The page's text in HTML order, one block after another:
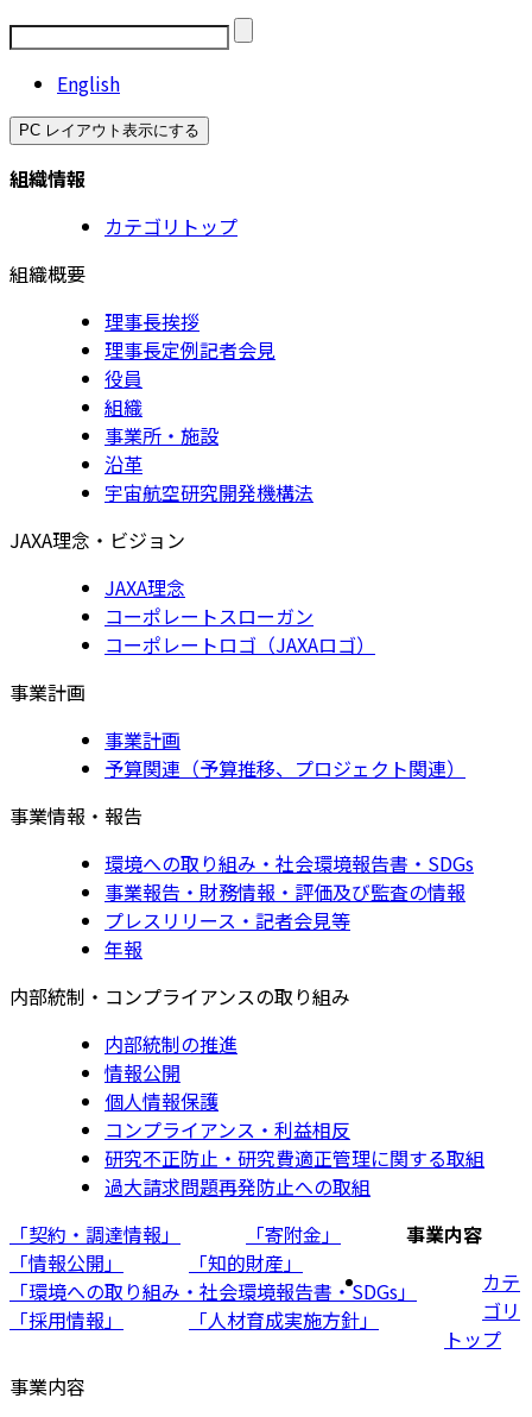
English
PC レイアウト表示にする
組織情報
カテゴリトップ
組織概要
理事長挨拶
理事長定例記者会見
役員
組織
事業所・施設
沿革
宇宙航空研究開発機構法
JAXA理念・ビジョン
JAXA理念
コーポレートスローガン
コーポレートロゴ（JAXAロゴ）
事業計画
事業計画
予算関連（予算推移、プロジェクト関連）
事業情報・報告
環境への取り組み・社会環境報告書・SDGs
事業報告・財務情報・評価及び監査の情報
プレスリリース・記者会見等
年報
内部統制・コンプライアンスの取り組み
内部統制の推進
情報公開
個人情報保護
コンプライアンス・利益相反
研究不正防止・研究費適正管理に関する取組
過大請求問題再発防止への取組
「契約・調達情報」
「寄附金」
「情報公開」
「知的財産」
「環境への取り組み・社会環境報告書・SDGs」
「採用情報」
「人材育成実施方針」
事業内容
カテ
ゴリ
トップ
事業内容